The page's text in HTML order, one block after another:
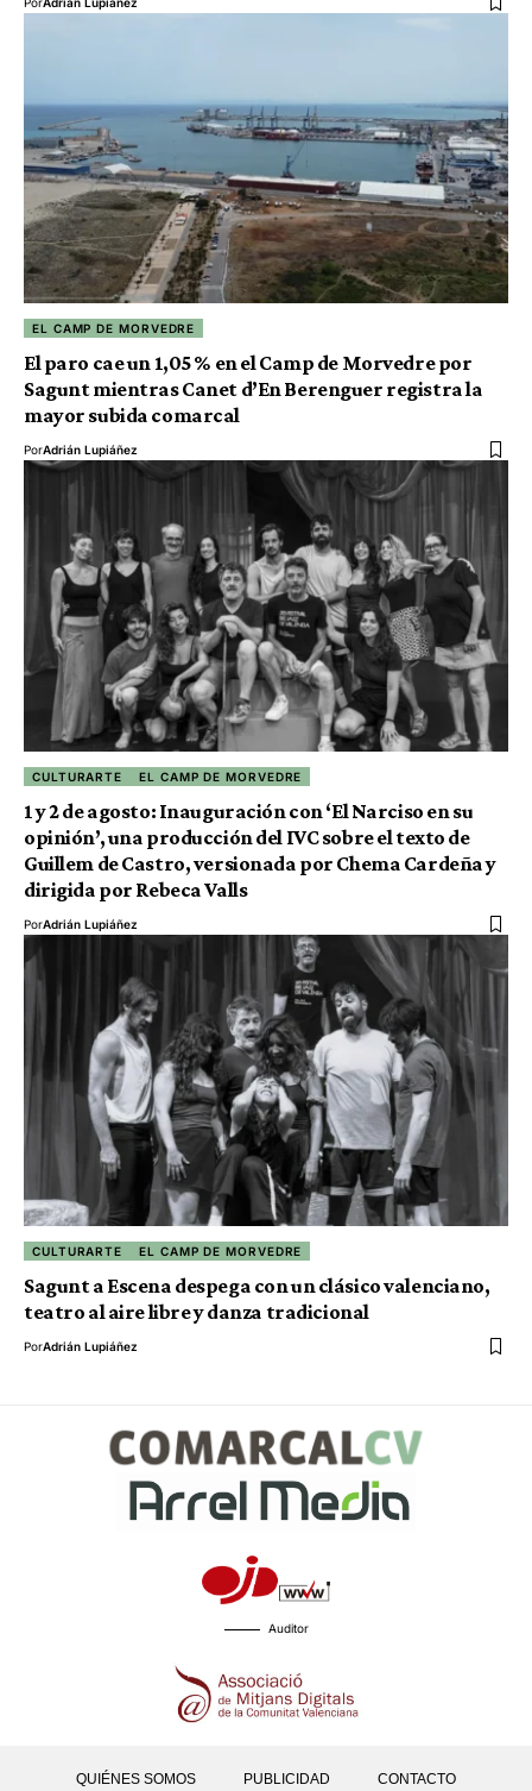
EL CAMP DE MORVEDRE
El paro cae un 1,05 % en el Camp de Morvedre por
Sagunt mientras Canet d’En Berenguer registra la
mayor subida comarcal
PorAdrián Lupiáñez
CULTURARTE EL CAMP DE MORVEDRE
1 y 2 de agosto: Inauguración con ‘El Narciso en su
opinión’, una producción del IVC sobre el texto de
Guillem de Castro, versionada por Chema Cardeña y
dirigida por Rebeca Valls
PorAdrián Lupiáñez
CULTURARTE EL CAMP DE MORVEDRE
Sagunt a Escena despega con un clásico valenciano,
teatro al aire libre y danza tradicional
PorAdrián Lupiáñez
Auditor
QUIÉNES SOMOS PUBLICIDAD CONTACTO